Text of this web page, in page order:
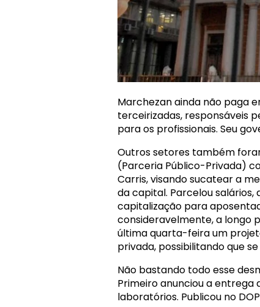
Marchezan ainda não paga
terceirizadas, responsáveis
para os profissionais. Seu
Outros setores também
(Parceria Público-Privada)
Carris, visando sucatear a
da capital. Parcelou
capitalização para
consideravelmente, a longo
última quarta-feira um
privada, possibilitando que
Não bastando todo esse
Primeiro anunciou a entrega
laboratórios. Publicou no